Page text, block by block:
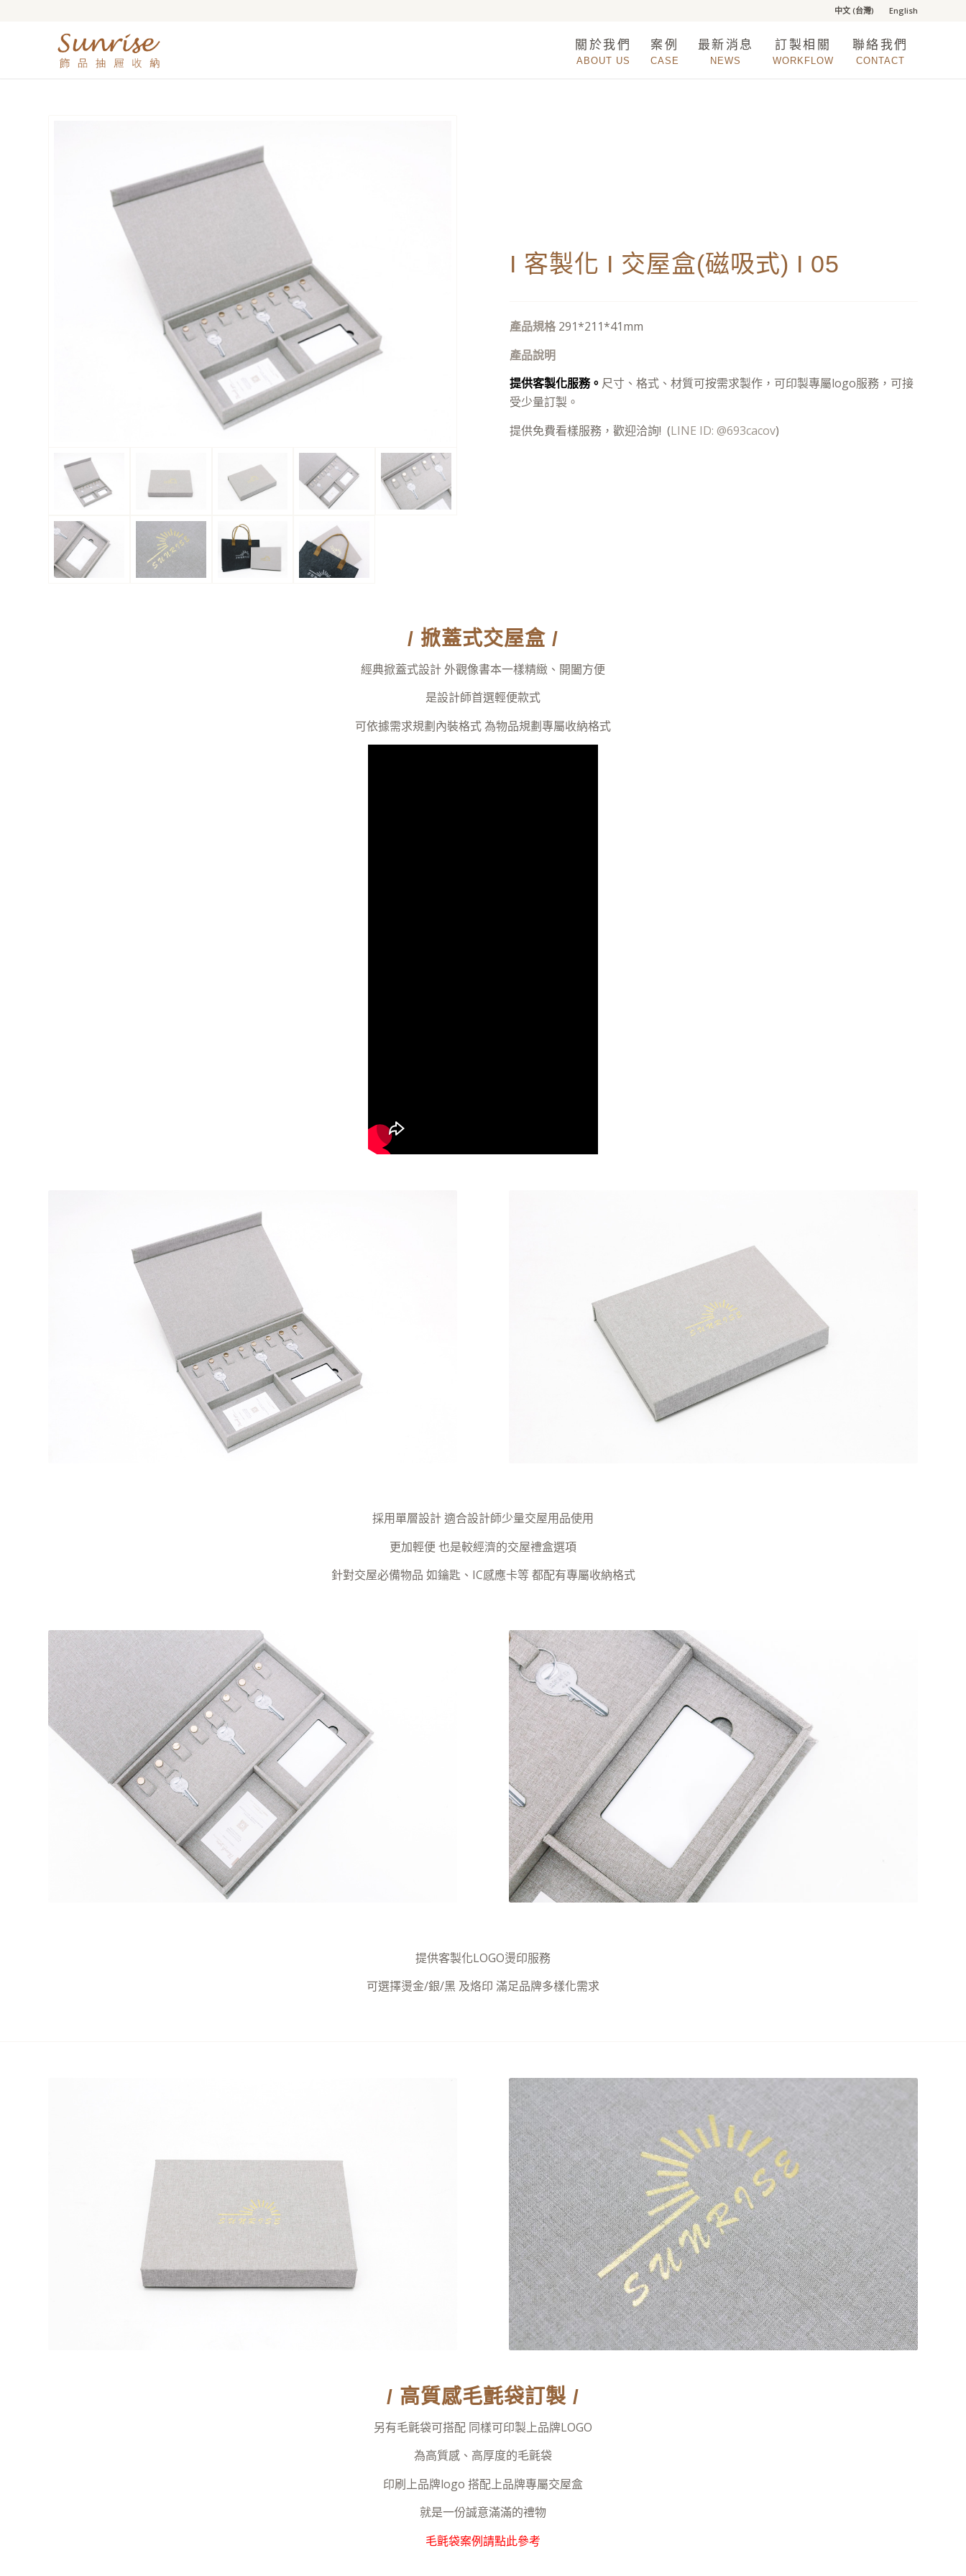
中文 (台灣) English
關於我們
ABOUT US
案例
CASE
最新消息
NEWS
訂製相關
WORKFLOW
聯絡我們
CONTACT
I 客製化 I 交屋盒(磁吸式) I 05
產品規格 291*211*41mm
產品說明
提供客製化服務。 尺寸、格式、材質可按需求製作，可印製專屬logo服務，可接
受少量訂製。
提供免費看樣服務，歡迎洽詢! (LINE ID: @693cacov)
/ 掀蓋式交屋盒 /
經典掀蓋式設計 外觀像書本一樣精緻、開闔方便
是設計師首選輕便款式
可依據需求規劃內裝格式 為物品規劃專屬收納格式
採用單層設計 適合設計師少量交屋用品使用
更加輕便 也是較經濟的交屋禮盒選項
針對交屋必備物品 如鑰匙、IC感應卡等 都配有專屬收納格式
提供客製化LOGO燙印服務
可選擇燙金/銀/黑 及烙印 滿足品牌多樣化需求
/ 高質感毛氈袋訂製 /
另有毛氈袋可搭配 同樣可印製上品牌LOGO
為高質感、高厚度的毛氈袋
印刷上品牌logo 搭配上品牌專屬交屋盒
就是一份誠意滿滿的禮物
毛氈袋案例請點此參考